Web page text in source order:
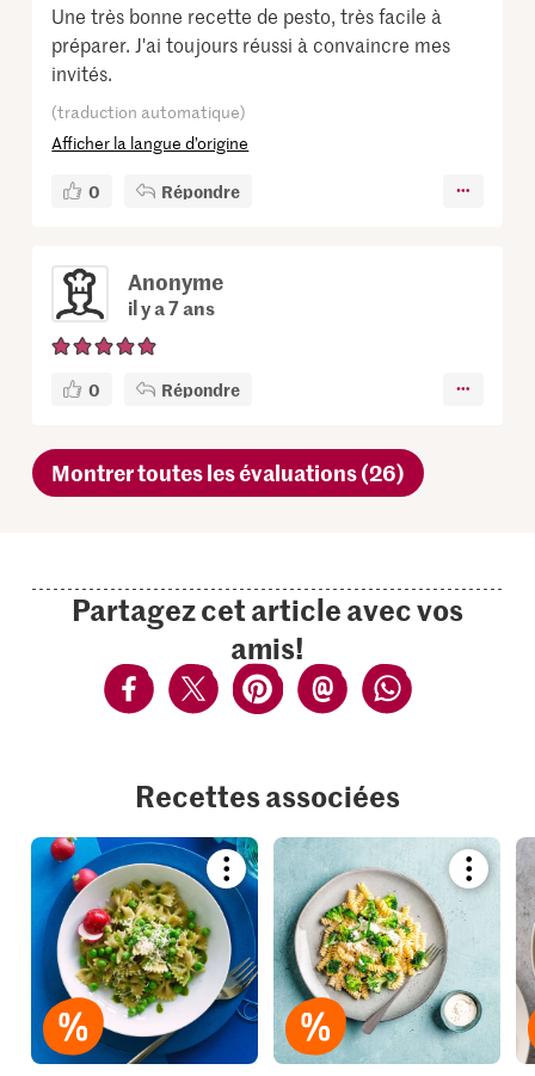
Une très bonne recette de pesto, très facile à
préparer. J'ai toujours réussi à convaincre mes
invités.
(traduction automatique)
Afficher la langue d’origine
0 Répondre
Anonyme
il y a 7 ans
0 Répondre
Montrer toutes les évaluations (26)
Partagez cet article avec vos
amis!
Recettes associées
Bookmark
recipe
or
add
it
to
your
collections.
recipe